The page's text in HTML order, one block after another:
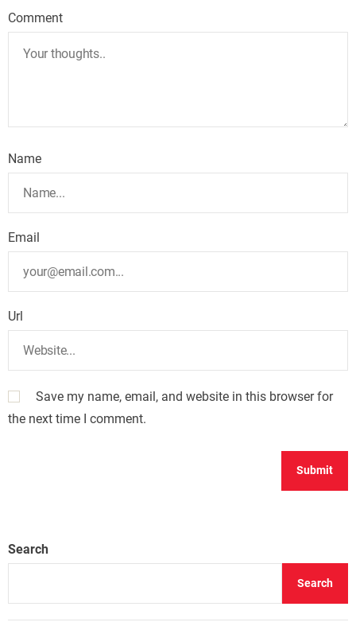
Comment
Name
Email
Url
Save my name, email, and website in this browser for
the next time I comment.
Search
Search